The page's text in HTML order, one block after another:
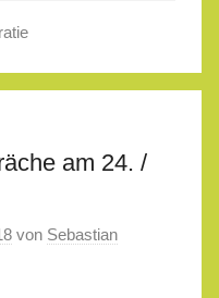
am 24. /
von Sebastian